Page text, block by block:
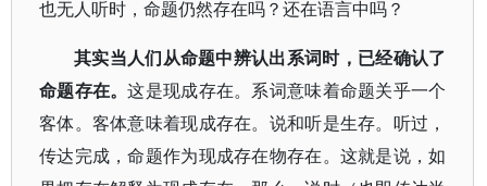
也无人听时，命题仍然存在吗？还在语言中吗？
其实当人们从命题中辨认出系词时，已经确认了
命题存在。这是现成存在。系词意味着命题关乎一个
客体。客体意味着现成存在。说和听是生存。听过，
传达完成，命题作为现成存在物存在。这就是说，如